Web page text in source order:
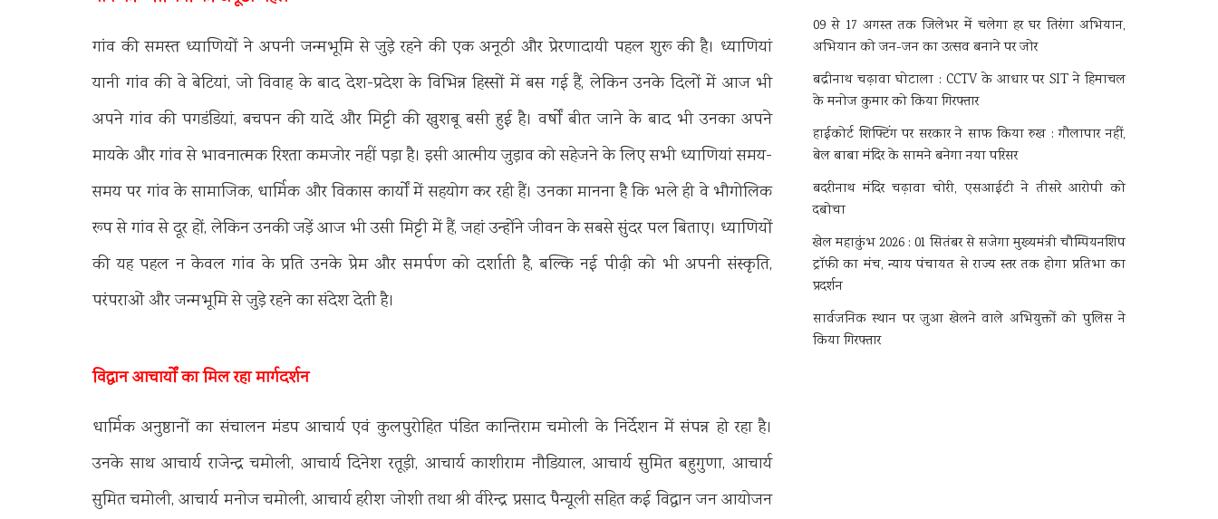
गांव की समस्त ध्याणियों ने अपनी जन्मभूमि से जुड़े रहने की एक अनूठी और प्रेरणादायी पहल शुरू की है। ध्याणियां
यानी गांव की वे बेटियां, जो विवाह के बाद देश-प्रदेश के विभिन्न हिस्सों में बस गई हैं, लेकिन उनके दिलों में आज भी
अपने गांव की पगडंडियां, बचपन की यादें और मिट्टी की खुशबू बसी हुई है। वर्षों बीत जाने के बाद भी उनका अपने
मायके और गांव से भावनात्मक रिश्ता कमजोर नहीं पड़ा है। इसी आत्मीय जुड़ाव को सहेजने के लिए सभी ध्याणियां समय-
समय पर गांव के सामाजिक, धार्मिक और विकास कार्यों में सहयोग कर रही हैं। उनका मानना है कि भले ही वे भौगोलिक
रूप से गांव से दूर हों, लेकिन उनकी जड़ें आज भी उसी मिट्टी में हैं, जहां उन्होंने जीवन के सबसे सुंदर पल बिताए। ध्याणियों
की यह पहल न केवल गांव के प्रति उनके प्रेम और समर्पण को दर्शाती है, बल्कि नई पीढ़ी को भी अपनी संस्कृति,
परंपराओं और जन्मभूमि से जुड़े रहने का संदेश देती है।
विद्वान आचार्यों का मिल रहा मार्गदर्शन
धार्मिक अनुष्ठानों का संचालन मंडप आचार्य एवं कुलपुरोहित पंडित कान्तिराम चमोली के निर्देशन में संपन्न हो रहा है।
उनके साथ आचार्य राजेन्द्र चमोली, आचार्य दिनेश रतूड़ी, आचार्य काशीराम नौडियाल, आचार्य सुमित बहुगुणा, आचार्य
सुमित चमोली, आचार्य मनोज चमोली, आचार्य हरीश जोशी तथा श्री वीरेन्द्र प्रसाद पैन्यूली सहित कई विद्वान जन आयोजन
09 से 17 अगस्त तक जिलेभर में चलेगा हर घर तिरंगा अभियान,
अभियान को जन-जन का उत्सव बनाने पर जोर
बद्रीनाथ चढ़ावा घोटाला : CCTV के आधार पर SIT ने हिमाचल
के मनोज कुमार को किया गिरफ्तार
हाईकोर्ट शिफ्टिंग पर सरकार ने साफ किया रुख : गौलापार नहीं,
बेल बाबा मंदिर के सामने बनेगा नया परिसर
बदरीनाथ मंदिर चढ़ावा चोरी, एसआईटी ने तीसरे आरोपी को
दबोचा
खेल महाकुंभ 2026 : 01 सितंबर से सजेगा मुख्यमंत्री चौम्पियनशिप
ट्रॉफी का मंच, न्याय पंचायत से राज्य स्तर तक होगा प्रतिभा का
प्रदर्शन
सार्वजनिक स्थान पर जुआ खेलने वाले अभियुक्तों को पुलिस ने
किया गिरफ्तार